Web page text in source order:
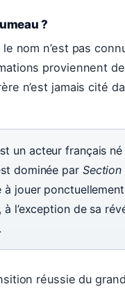
?
nom n’est pas
proviennent de
n’est jamais cité
un acteur français né
dominée par Section
à jouer
l’exception de sa
réussie du